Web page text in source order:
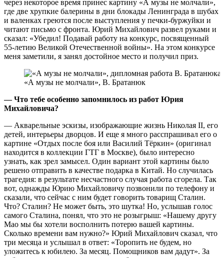
через некоторое время принес картину «А музы не молчали»,
где две хрупкие балерины в дни блокады Ленинграда в шубах
и валенках греются после выступления у печки-буржуйки и
читают письмо с фронта. Юрий Михайлович развел руками и
сказал: «Убедил! Подавай работу на конкурс, посвященный
55-летию Великой Отечественной войны». На этом конкурсе
меня заметили, я занял достойное место и получил приз.
«А музы не молчали», В. Братанюк
— Что тебе особенно запомнилось из работ Юрия
Михайловича?
— Акварельные эскизы, изображающие жизнь Николая II, его
детей, интерьеры дворцов. И еще я много расспрашивал его о
картине «Отдых после боя или Василий Тёркин» (оригинал
находится в коллекции ГТГ в Москве), было интересно
узнать, как зрел замысел. Один вариант этой картины было
решено отправить в качестве подарка в Китай. Но случилась
трагедия: в результате несчастного случая работа сгорела. Так
вот, однажды Юрию Михайловичу позвонили по телефону и
сказали, что сейчас с ним будет говорить товарищ Сталин.
Что? Сталин? Не может быть, это шутка! Но, услышав голос
самого Сталина, понял, что это не розыгрыш: «Нашему другу
Мао мы бы хотели восполнить потерю вашей картины.
Сколько времени вам нужно?» Юрий Михайлович сказал, что
три месяца и услышал в ответ: «Торопить не будем, но
уложитесь к юбилею. За месяц. Помощников вам дадут». За